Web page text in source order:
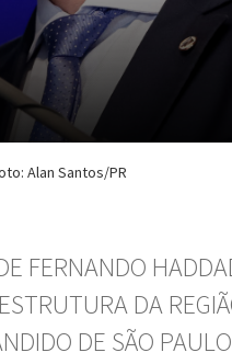
Alan Santos/PR
FERNANDO
DA
DE SÃO PAULO